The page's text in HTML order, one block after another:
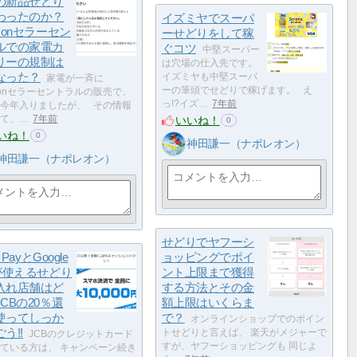
ったのか？
セラーセン
での家電カ
ーの規制は
った？
家電が一斉に
セラーセントラルの販売で、
年入りましたが、 その情報
、…
7年前
ね！ 0
田謙一（ナポレオン）
イズミヤでスーパ
ーせどりをして稼
ぐコツ
中堅スーパー
は穴場の仕入先です。
イズミヤも中堅スーパ
ーの筆頭でせどりで稼げます。 え
っ!?イズ…
7年前
いいね！ 0
神田謙一（ナポレオン）
せどりでヤフーシ
ョッピングでポイ
ント上限まで獲得
する方法とその金
額上限はいくらま
で？
オンラインショップでのポイン
トせどりと言えば、 楽天がメジャーで
すが、ヤフーショッピングも 同じよ
とGoogle
えるせどり
れ店舗はど
の20％還
ってしっか
う!!
JCBのクレジットカード
いる方は、 キャンペーン続き